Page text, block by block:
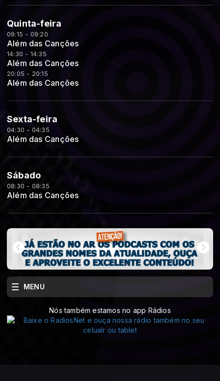
Quinta-feira
09:15 - 09:20
Além das Canções
14:30 - 14:35
Além das Canções
20:05 - 20:15
Além das Canções
Sexta-feira
04:30 - 04:35
Além das Canções
Sábado
08:30 - 08:35
Além das Canções
MENU
Nós também estamos no app Rádios